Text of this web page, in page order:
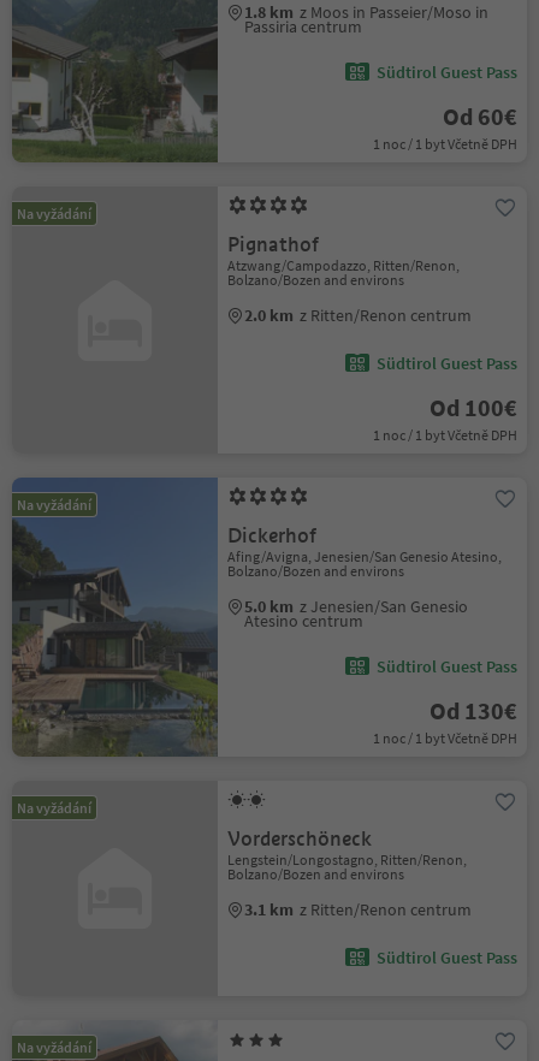
1.8 km z Moos in Passeier/Moso in
Passiria centrum
Südtirol Guest Pass
Od 60€
1 noc / 1 byt Včetně DPH
Na vyžádání
Pignathof
Atzwang/Campodazzo, Ritten/Renon,
Bolzano/Bozen and environs
2.0 km z Ritten/Renon centrum
Südtirol Guest Pass
Od 100€
1 noc / 1 byt Včetně DPH
Na vyžádání
Dickerhof
Afing/Avigna, Jenesien/San Genesio Atesino,
Bolzano/Bozen and environs
5.0 km z Jenesien/San Genesio
Atesino centrum
Südtirol Guest Pass
Od 130€
1 noc / 1 byt Včetně DPH
Na vyžádání
Vorderschöneck
Lengstein/Longostagno, Ritten/Renon,
Bolzano/Bozen and environs
3.1 km z Ritten/Renon centrum
Südtirol Guest Pass
Na vyžádání